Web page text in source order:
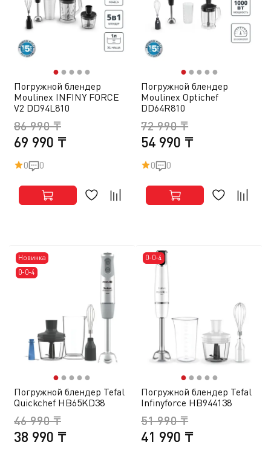
●● ● ● ●
Погружной блендер
Moulinex INFINY FORCE
V2 DD94L810
69 990 ₸
86 990 ₸
0 0
●● ● ● ●
Погружной блендер
Moulinex Optichef
DD64R810
54 990 ₸
72 990 ₸
0 0
Новинка
0-0-4
●● ● ● ●
Погружной блендер Tefal
Quickchef HB65KD38
38 990 ₸
46 990 ₸
0-0-4
●● ● ● ●
Погружной блендер Tefal
Infinyforce HB944138
41 990 ₸
51 990 ₸